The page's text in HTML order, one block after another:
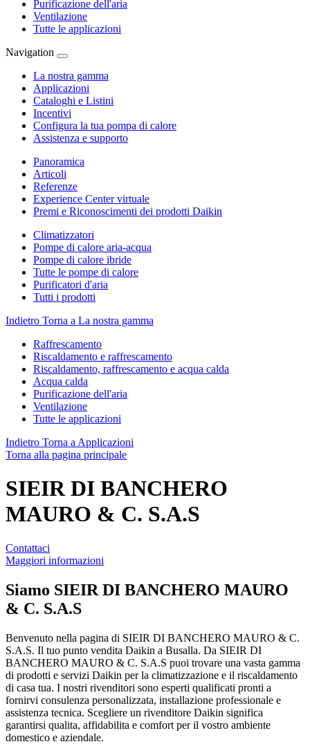
Purificazione dell'aria
Ventilazione
Tutte le applicazioni
Navigation
La nostra gamma
Applicazioni
Cataloghi e Listini
Incentivi
Configura la tua pompa di calore
Assistenza e supporto
Panoramica
Articoli
Referenze
Experience Center virtuale
Premi e Riconoscimenti dei prodotti Daikin
Climatizzatori
Pompe di calore aria-acqua
Pompe di calore ibride
Tutte le pompe di calore
Purificatori d'aria
Tutti i prodotti
Indietro Torna a La nostra gamma
Raffrescamento
Riscaldamento e raffrescamento
Riscaldamento, raffrescamento e acqua calda
Acqua calda
Purificazione dell'aria
Ventilazione
Tutte le applicazioni
Indietro Torna a Applicazioni
Torna alla pagina principale
SIEIR DI BANCHERO
MAURO & C. S.A.S
Contattaci
Maggiori informazioni
Siamo SIEIR DI BANCHERO MAURO
& C. S.A.S
Benvenuto nella pagina di SIEIR DI BANCHERO MAURO & C.
S.A.S. Il tuo punto vendita Daikin a Busalla. Da SIEIR DI
BANCHERO MAURO & C. S.A.S puoi trovare una vasta gamma
di prodotti e servizi Daikin per la climatizzazione e il riscaldamento
di casa tua. I nostri rivenditori sono esperti qualificati pronti a
fornirvi consulenza personalizzata, installazione professionale e
assistenza tecnica. Scegliere un rivenditore Daikin significa
garantirsi qualita, affidabilita e comfort per il vostro ambiente
domestico e aziendale.